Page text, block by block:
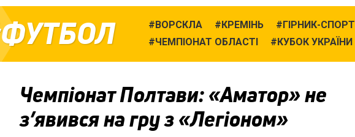
ФУТБОЛ ВОРСКЛА КРЕМІНЬ ГІРНИК-СПОРТ
ЧЕМПІОНАТ ОБЛАСТІ
КУБОК УКРАЇНИ
Чемпіонат Полтави: «Аматор» не
з’явився на гру з «Легіоном»